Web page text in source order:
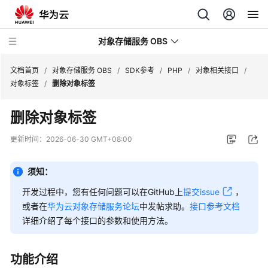
对象存储服务 OBS
最
新
动
服
务
公
告
品
文档首页 / 对象存储服务 OBS / SDK参考 / PHP / 对象相关接口
/
对象标签 / 删除对象标签
删除对象标签
更新时间： 2026-06-30 GMT+08:00
须知：
开发过程中，您有任何问题可以在GitHub上提交issue
，
或者在华为云对象存储服务论坛中发帖求助。 接口参考文档
详细介绍了每个接口的参数和使用方法。
功能介绍